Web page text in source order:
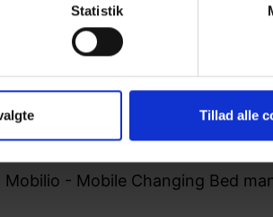
være nøjagtig inden for få meter
karakteristika (fingerprinting)
dig funktioner til sociale medier og til
med vores partnere inden for
disse data med andre
Statistik
Tillad alle
Mobilio - Mobile Changing Bed